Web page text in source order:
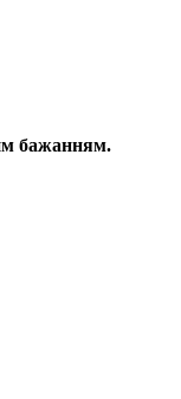
бажанням.